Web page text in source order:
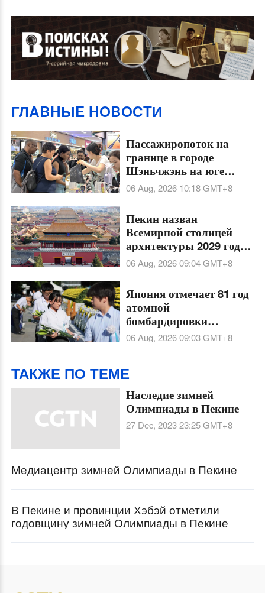
ГЛABHЫE HOBOCTИ
Пассажиропоток на
границе в городе
Шэньчжэнь на юге
Китая этим летом
ставит рекорды
06 Aug, 2026 10:18GMT+8
Пекин назван
Всемирной столицей
архитектуры 2029 года
по решению ЮНЕСКО
и Международного
союза архитекторов
06 Aug, 2026 09:04GMT+8
Япония отмечает 81 год
атомной
бомбардировки
американскими
06 Aug, 2026 09:03GMT+8
ТАКЖЕ ПО ТЕМЕ
Наследие зимней
Олимпиады в Пекине
27 Dec, 2023 23:25GMT+8
Медиацентр зимней Олимпиады в Пекине
В Пекине и провинции Хэбэй отметили
годовщину зимней Олимпиады в Пекине